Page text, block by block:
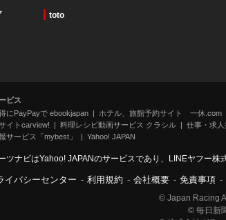
toto
ビス
にPayPayで ebookjapan
ホテル、旅館予約サイト 一休.com
イトcarview!
料理レシピ動画サービス クラシル 仕事・求人
サービス「mybest」
Yahoo! JAPAN
ツナビはYahoo! JAPANのサービスであり、LINEヤフー株
イバシーセンター - 利用規約 - 会社概要 - 免責事項 -
© Japan Racing
© 毎日新